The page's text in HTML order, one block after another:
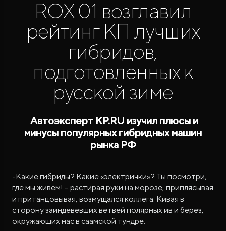
ROX ADAMAS
Совершенно новый флагманский внедорожник
от 9 300 000 ₽*
ROX 01 возглавил
рейтинг КП лучших
гибридов,
подготовленных к
русской зиме
Автоэксперт KP.RU изучил плюсы и
минусы популярных гибридных машин
рынка РФ
-Какие гибриды? Какие «электрички»? Ты посмотри,
где мы живем! – растирая руки на морозе, приплясывая
и пританцовывая, возмущался коллега. Кивая в
сторону заиндевевших ветвей полярных ив и берез,
окружающих нас в саамской тундре.